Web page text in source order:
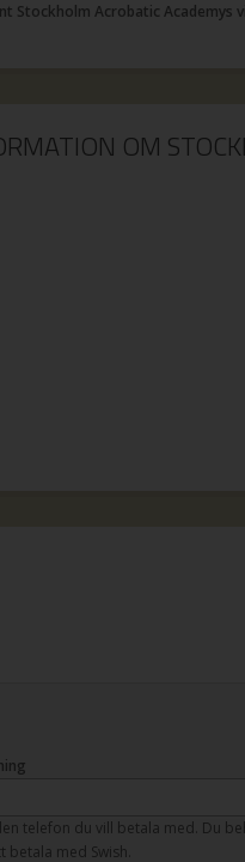
Stockholm Acrobatic Academys
OM
telefon du vill betala med. Du
med Swish.